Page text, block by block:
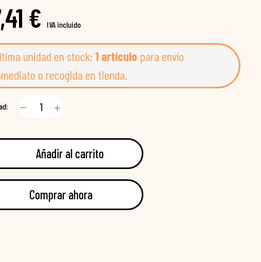
€ IVA incluido
unidad en stock: 1 artículo para envío
o recogida en tienda.
Añadir al carrito
Comprar ahora